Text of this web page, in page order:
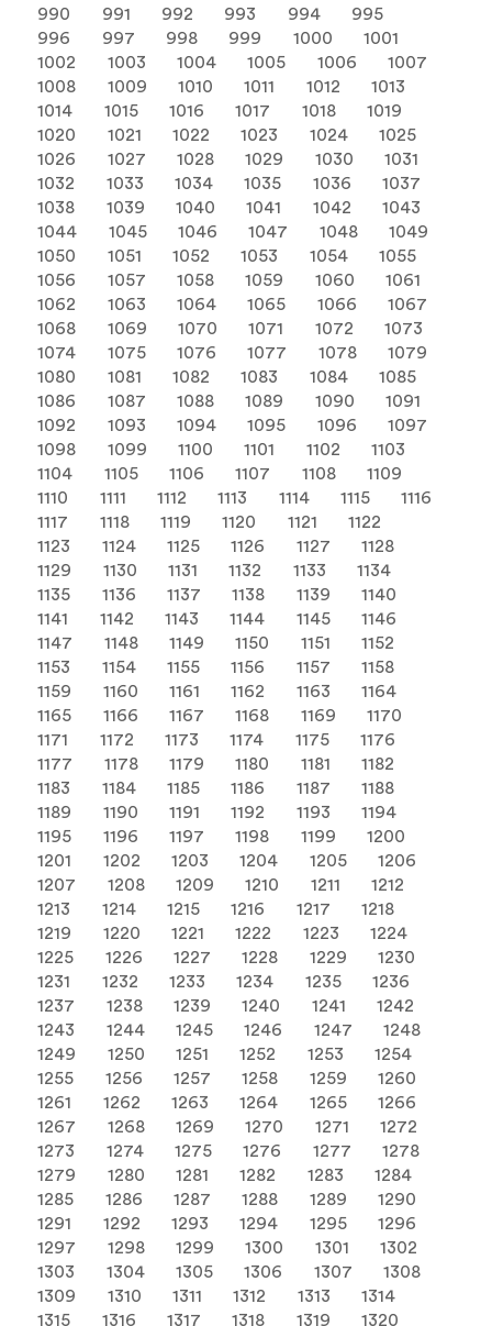
990
991 992 993 994
995
996
997 998 999 1000
1001
1002
1003 1004 1005 1006
1007
1008
1009 1010 1011 1012
1013
1014
1015 1016 1017 1018
1019
1020
1021 1022 1023 1024
1025
1026
1027 1028 1029 1030
1031
1032
1033 1034 1035 1036
1037
1038
1039 1040 1041 1042
1043
1044
1045 1046 1047 1048
1049
1050
1051 1052 1053 1054
1055
1056
1057 1058 1059 1060
1061
1062
1063 1064 1065 1066
1067
1068
1069 1070 1071 1072
1073
1074
1075 1076 1077 1078
1079
1080
1081 1082 1083 1084
1085
1086
1087 1088 1089 1090
1091
1092
1093 1094 1095 1096
1097
1098
1099 1100 1101 1102
1103
1104
1105 1106 1107 1108
1109
1110
1111 1112 1113 1114 1115
1116
1117
1118 1119 1120 1121
1122
1123
1124 1125 1126 1127
1128
1129
1130 1131 1132 1133
1134
1135
1136 1137 1138 1139
1140
1141
1142 1143 1144 1145
1146
1147
1148 1149 1150 1151
1152
1153
1154 1155 1156 1157
1158
1159
1160 1161 1162 1163
1164
1165
1166 1167 1168 1169
1170
1171
1172 1173 1174 1175
1176
1177
1178 1179 1180 1181
1182
1183
1184 1185 1186 1187
1188
1189
1190 1191 1192 1193
1194
1195
1196 1197 1198 1199
1200
1201
1202 1203 1204 1205
1206
1207
1208 1209 1210 1211
1212
1213
1214 1215 1216 1217
1218
1219
1220 1221 1222 1223
1224
1225
1226 1227 1228 1229
1230
1231
1232 1233 1234 1235
1236
1237
1238 1239 1240 1241
1242
1243
1244 1245 1246 1247
1248
1249
1250 1251 1252 1253
1254
1255
1256 1257 1258 1259
1260
1261
1262 1263 1264 1265
1266
1267
1268 1269 1270 1271
1272
1273
1274 1275 1276 1277
1278
1279
1280 1281 1282 1283
1284
1285
1286 1287 1288 1289
1290
1291
1292 1293 1294 1295
1296
1297
1298 1299 1300 1301
1302
1303
1304 1305 1306 1307
1308
1309
1310 1311 1312 1313
1314
1315
1316 1317 1318 1319 1320